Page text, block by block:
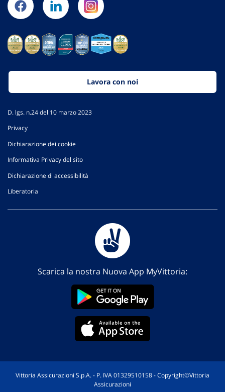
Lavora con noi
D. lgs. n.24 del 10 marzo 2023
Privacy
Dichiarazione dei cookie
Informativa Privacy del sito
Dichiarazione di accessibilità
Liberatoria
Scarica la nostra Nuova App MyVittoria:
Vittoria Assicurazioni S.p.A. - P. IVA 01329510158 - Copyright©Vittoria
Assicurazioni